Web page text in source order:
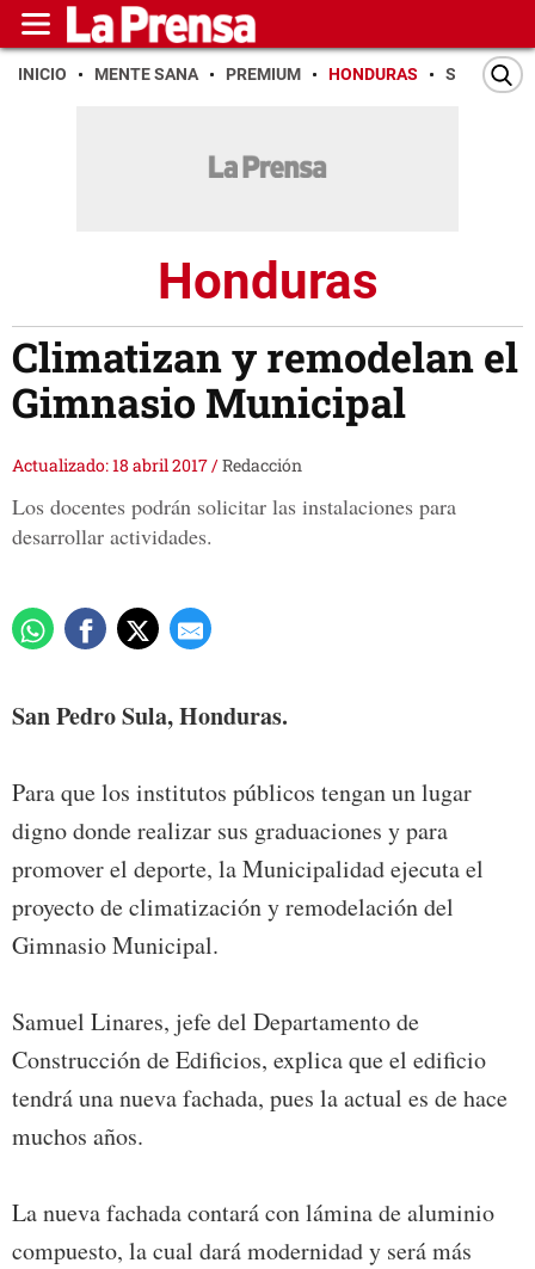
INICIO MENTE SANA PREMIUM HONDURAS SAN PEDRO
Honduras
Climatizan y remodelan el
Gimnasio Municipal
Actualizado: 18 abril 2017/Redacción
Los docentes podrán solicitar las instalaciones para
desarrollar actividades.
San Pedro Sula, Honduras.
Para que los institutos públicos tengan un lugar
digno donde realizar sus graduaciones y para
promover el deporte, la Municipalidad ejecuta el
proyecto de climatización y remodelación del
Gimnasio Municipal.
Samuel Linares, jefe del Departamento de
Construcción de Edificios, explica que el edificio
tendrá una nueva fachada, pues la actual es de hace
muchos años.
La nueva fachada contará con lámina de aluminio
compuesto, la cual dará modernidad y será más